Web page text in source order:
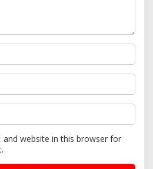
and website in this browser for